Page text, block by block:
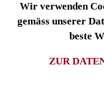
Wir verwenden
gemäss unserer
beste
ZUR